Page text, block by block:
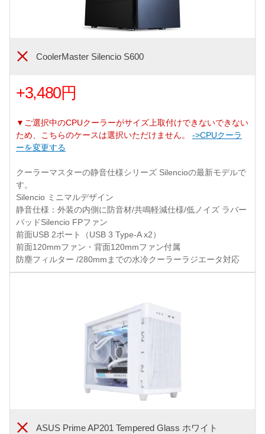
CoolerMaster Silencio S600
+3,480円
▼ご選択中のCPUクーラーがサイズ上取付けできないできない
ため、こちらのケースは選択いただけません。 ->CPUクーラ
ーを変更する
クーラーマスターの静音仕様シリーズ Silencioの最新モデルで
す。
Silencio ミニマルデザイン
静音仕様：外装の内側に防音材/共鳴軽減仕様/低ノイズ ラバー
パッドSilencio FPファン
前面USB 2ポート（USB 3 Type-A x2）
前面120mmファン・背面120mmファン付属
防塵フィルター /280mmまでの水冷クーラーラジエータ対応
ASUS Prime AP201 Tempered Glass ホワイト